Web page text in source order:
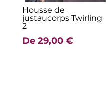
Housse de
justaucorps Twirling
2
De 29,00 €